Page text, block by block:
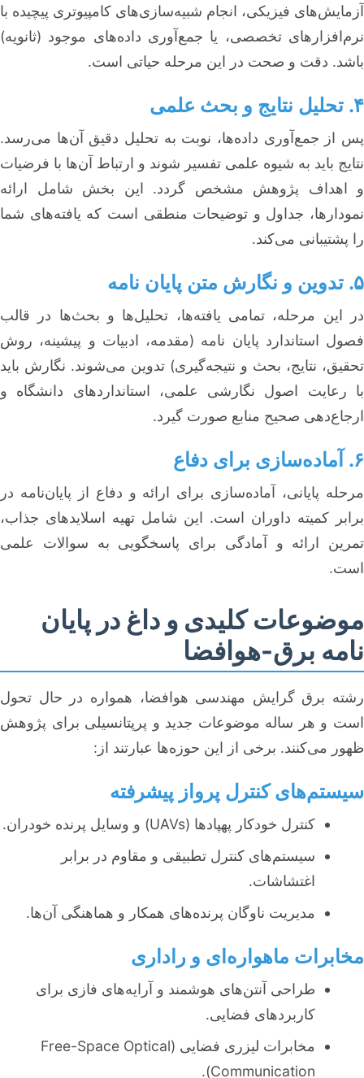
آزمایش‌های فیزیکی، انجام شبیه‌سازی‌های کامپیوتری پیچیده با
نرم‌افزارهای تخصصی، یا جمع‌آوری داده‌های موجود (ثانویه)
باشد. دقت و صحت در این مرحله حیاتی است.
۴. تحلیل نتایج و بحث علمی
پس از جمع‌آوری داده‌ها، نوبت به تحلیل دقیق آن‌ها می‌رسد.
نتایج باید به شیوه علمی تفسیر شوند و ارتباط آن‌ها با فرضیات
و اهداف پژوهش مشخص گردد. این بخش شامل ارائه
نمودارها، جداول و توضیحات منطقی است که یافته‌های شما
را پشتیبانی می‌کند.
۵. تدوین و نگارش متن پایان نامه
در این مرحله، تمامی یافته‌ها، تحلیل‌ها و بحث‌ها در قالب
فصول استاندارد پایان نامه (مقدمه، ادبیات و پیشینه، روش
تحقیق، نتایج، بحث و نتیجه‌گیری) تدوین می‌شوند. نگارش باید
با رعایت اصول نگارشی علمی، استانداردهای دانشگاه و
ارجاع‌دهی صحیح منابع صورت گیرد.
۶. آماده‌سازی برای دفاع
مرحله پایانی، آماده‌سازی برای ارائه و دفاع از پایان‌نامه در
برابر کمیته داوران است. این شامل تهیه اسلایدهای جذاب،
تمرین ارائه و آمادگی برای پاسخگویی به سوالات علمی
است.
موضوعات کلیدی و داغ در پایان
نامه برق-هوافضا
رشته برق گرایش مهندسی هوافضا، همواره در حال تحول
است و هر ساله موضوعات جدید و پرپتانسیلی برای پژوهش
ظهور می‌کنند. برخی از این حوزه‌ها عبارتند از:
سیستم‌های کنترل پرواز پیشرفته
کنترل خودکار پهپادها (UAVs) و وسایل پرنده خودران.
سیستم‌های کنترل تطبیقی و مقاوم در برابر
اغتشاشات.
مدیریت ناوگان پرنده‌های همکار و هماهنگی آن‌ها.
مخابرات ماهواره‌ای و راداری
طراحی آنتن‌های هوشمند و آرایه‌های فازی برای
کاربردهای فضایی.
مخابرات لیزری فضایی (Free-Space Optical
Communication).